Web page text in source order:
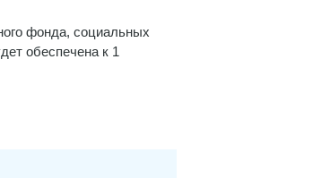
фонда, социальных
обеспечена к 1